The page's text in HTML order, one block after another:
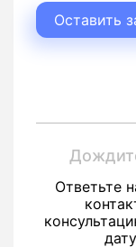
Оставить
Ответьте